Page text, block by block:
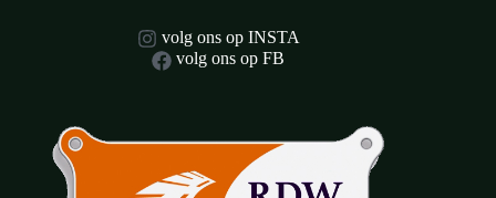
volg ons op INSTA
volg ons op FB